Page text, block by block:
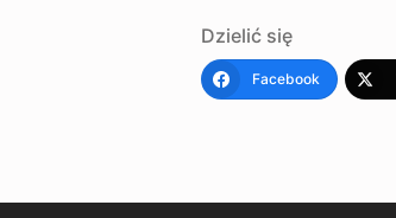
Dzielić się
Facebook